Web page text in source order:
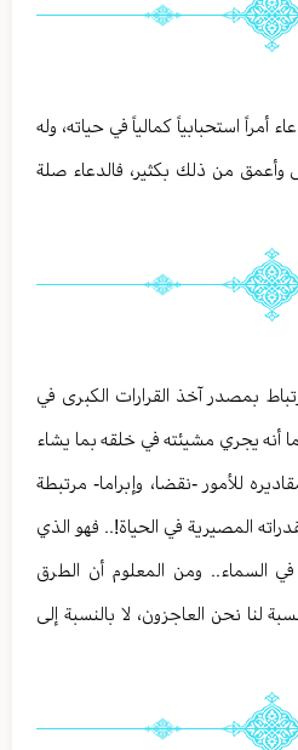
أمراً استحبابياً كمالياً في حياته، وله
وأعمق من ذلك بكثير، فالدعاء صلة
بمصدر آخذ القرارات الكبرى في
أنه يجري مشيئته في خلقه بما يشاء
للأمور -نقضا، وإبراما- مرتبطة
المصيرية في الحياة!.. فهو الذي
السماء.. ومن المعلوم أن الطرق
لنا نحن العاجزون، لا بالنسبة إلى